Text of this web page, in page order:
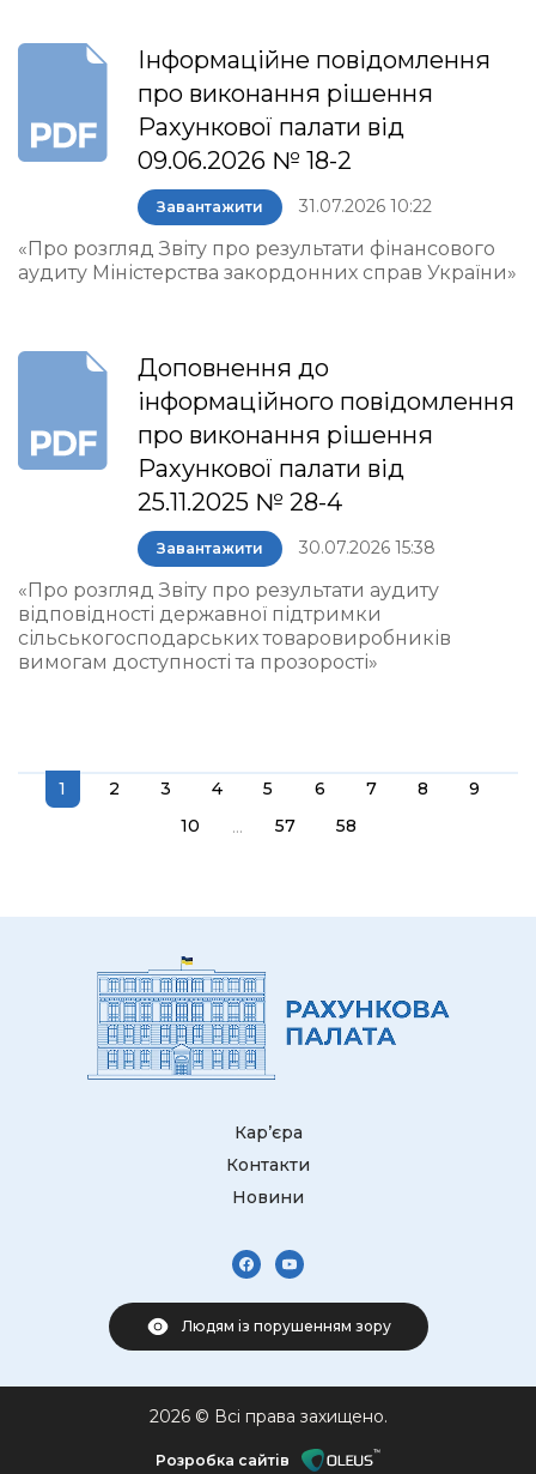
Інформаційне повідомлення
про виконання рішення
Рахункової палати від
09.06.2026 № 18-2
Завантажити 31.07.2026 10:22
«Про розгляд Звіту про результати фінансового
аудиту Міністерства закордонних справ України»
Доповнення до
інформаційного повідомлення
про виконання рішення
Рахункової палати від
25.11.2025 № 28-4
Завантажити 30.07.2026 15:38
«Про розгляд Звіту про результати аудиту
відповідності державної підтримки
сільськогосподарських товаровиробників
вимогам доступності та прозорості»
1 2 3 4 5 6 7 8
9
10
... 57 58
Кар’єра
Контакти
Новини
Людям із порушенням зору
2026 © Всі права захищено.
Розробка сайтів